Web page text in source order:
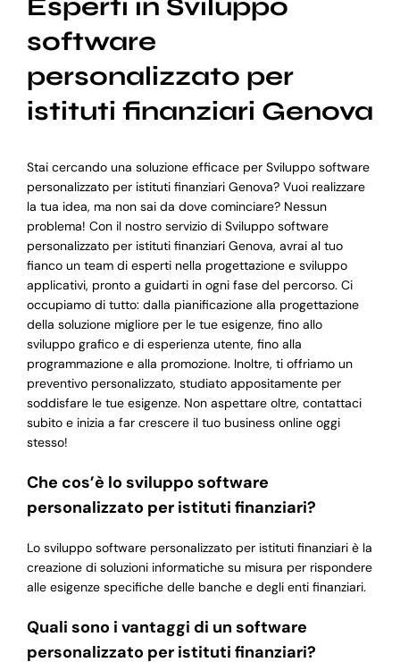
Esperti in Sviluppo
software
personalizzato per
istituti finanziari Genova
Stai cercando una soluzione efficace per Sviluppo software
personalizzato per istituti finanziari Genova? Vuoi realizzare
la tua idea, ma non sai da dove cominciare? Nessun
problema! Con il nostro servizio di Sviluppo software
personalizzato per istituti finanziari Genova, avrai al tuo
fianco un team di esperti nella progettazione e sviluppo
applicativi, pronto a guidarti in ogni fase del percorso. Ci
occupiamo di tutto: dalla pianificazione alla progettazione
della soluzione migliore per le tue esigenze, fino allo
sviluppo grafico e di esperienza utente, fino alla
programmazione e alla promozione. Inoltre, ti offriamo un
preventivo personalizzato, studiato appositamente per
soddisfare le tue esigenze. Non aspettare oltre, contattaci
subito e inizia a far crescere il tuo business online oggi
stesso!
Che cos’è lo sviluppo software
personalizzato per istituti finanziari?
Lo sviluppo software personalizzato per istituti finanziari è la
creazione di soluzioni informatiche su misura per rispondere
alle esigenze specifiche delle banche e degli enti finanziari.
Quali sono i vantaggi di un software
personalizzato per istituti finanziari?